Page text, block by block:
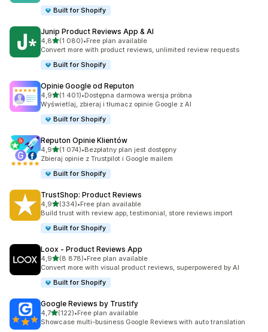
Built for Shopify
Junip Product Reviews App & AI
4,8na 5 gwiazdek
(1 080)
Łączna liczba recenzji: 1080
•Free plan available
Convert more with product reviews, unlimited review requests
Built for Shopify
Opinie Google od Reputon
4,9na 5 gwiazdek
(1 401)
Łączna liczba recenzji: 1401
•Dostępna darmowa wersja próbna
Wyświetlaj, zbieraj i tłumacz opinie Google z AI
Built for Shopify
Reputon Opinie Klientów
4,9na 5 gwiazdek
(1 074)
Łączna liczba recenzji: 1074
•Bezpłatny plan jest dostępny
Zbieraj opinie z Trustpilot i Google mailem
Built for Shopify
TrustShop: Product Reviews
4,9na 5 gwiazdek
(334)
Łączna liczba recenzji: 334
•Free plan available
Build trust with review app, testimonial, store reviews import
Built for Shopify
Loox ‑ Product Reviews App
4,9na 5 gwiazdek
(8 878)
Łączna liczba recenzji: 8878
•Free plan available
Convert more with visual product reviews, superpowered by AI
Built for Shopify
Google Reviews by Trustify
4,7na 5 gwiazdek
(122)
Łączna liczba recenzji: 122
•Free plan available
Showcase multi-business Google Reviews with auto translation